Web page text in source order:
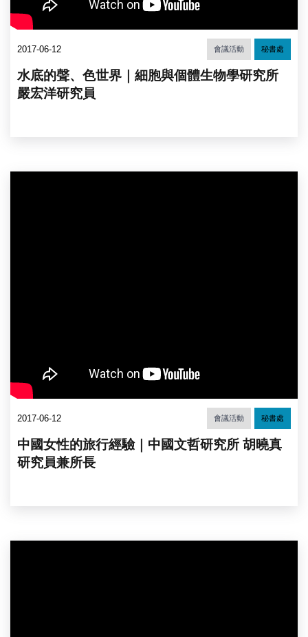
2017-06-12 會議活動 秘書處
水底的聲、色世界｜細胞與個體生物學研究所
嚴宏洋研究員
2017-06-12 會議活動 秘書處
中國女性的旅行經驗｜中國文哲研究所 胡曉真
研究員兼所長